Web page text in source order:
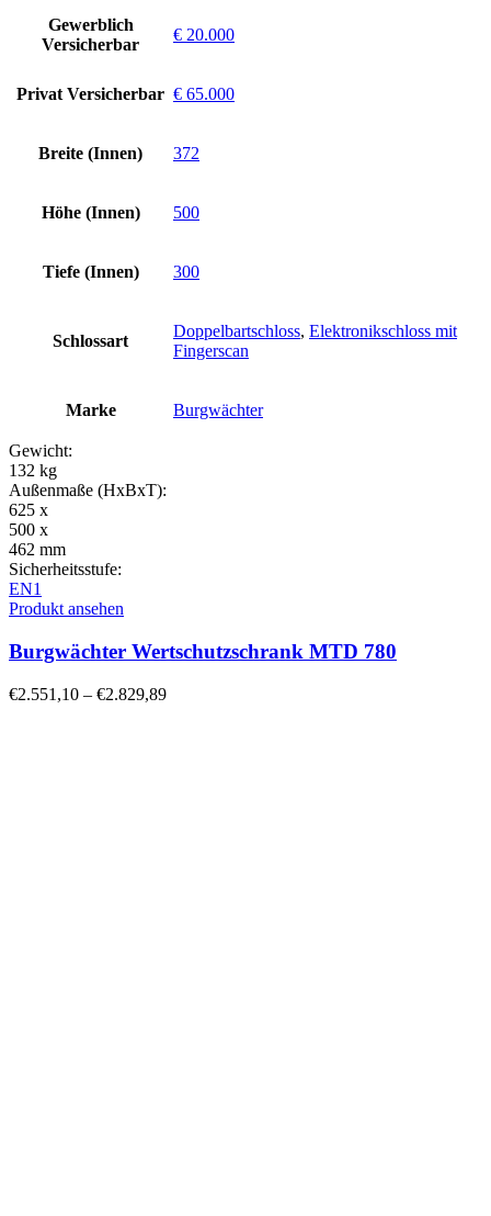
Gewerblich
Versicherbar
€ 20.000
Privat Versicherbar € 65.000
Breite (Innen) 372
Höhe (Innen) 500
Tiefe (Innen) 300
Schlossart
Doppelbartschloss, Elektronikschloss mit
Fingerscan
Marke Burgwächter
Gewicht:
132 kg
Außenmaße (HxBxT):
625 x
500 x
462 mm
Sicherheitsstufe:
EN1
Produkt ansehen
Burgwächter Wertschutzschrank MTD 780
€2.551,10 – €2.829,89